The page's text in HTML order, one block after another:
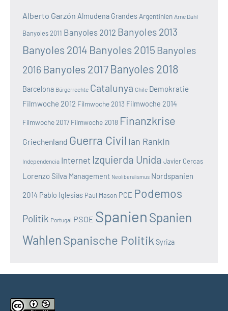
Alberto Garzón Almudena Grandes Argentinien Arne Dahl
Banyoles 2011 Banyoles 2012 Banyoles 2013
Banyoles 2014 Banyoles 2015 Banyoles
2016 Banyoles 2017 Banyoles 2018
Barcelona Bürgerrechte Catalunya Chile Demokratie
Filmwoche 2012 Filmwoche 2013 Filmwoche 2014
Filmwoche 2017 Filmwoche 2018 Finanzkrise
Griechenland Guerra Civil Ian Rankin
Independencia Internet Izquierda Unida Javier Cercas
Lorenzo Silva Management Neoliberalismus Nordspanien
2014 Pablo Iglesias Paul Mason PCE Podemos
Politik Portugal PSOE Spanien Spanien
WahlenSpanische Politik Syriza